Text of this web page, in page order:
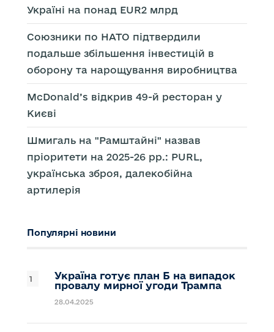
Україні на понад EUR2 млрд
Союзники по НАТО підтвердили
подальше збільшення інвестицій в
оборону та нарощування виробництва
McDonald’s відкрив 49-й ресторан у
Києві
Шмигаль на "Рамштайні" назвав
пріоритети на 2025-26 рр.: PURL,
українська зброя, далекобійна
артилерія
Популярні новини
Україна готує план Б на випадок
провалу мирної угоди Трампа
28.04.2025